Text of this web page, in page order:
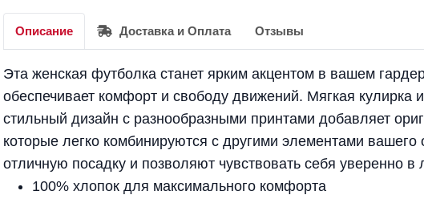
Описание Доставка и Оплата Отзывы
Эта женская футболка станет ярким акцентом в вашем
обеспечивает комфорт и свободу движений. Мягкая кулирка
стильный дизайн с разнообразными принтами добавляет
которые легко комбинируются с другими элементами
отличную посадку и позволяют чувствовать себя уверенно
100% хлопок для максимального комфорта